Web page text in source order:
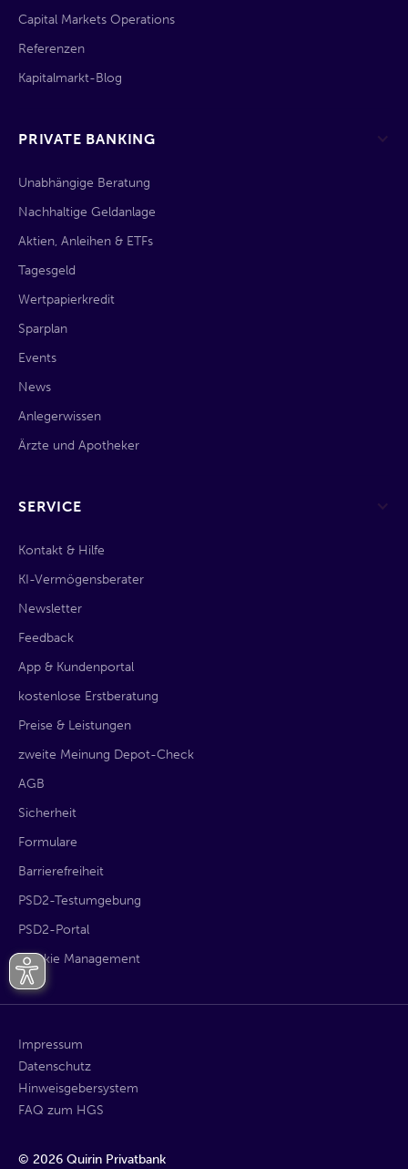
Capital Markets Operations
Referenzen
Kapitalmarkt-Blog
PRIVATE BANKING
Unabhängige Beratung
Nachhaltige Geldanlage
Aktien, Anleihen & ETFs
Tagesgeld
Wertpapierkredit
Sparplan
Events
News
Anlegerwissen
Ärzte und Apotheker
SERVICE
Kontakt & Hilfe
KI-Vermögensberater
Newsletter
Feedback
App & Kundenportal
kostenlose Erstberatung
Preise & Leistungen
zweite Meinung Depot-Check
AGB
Sicherheit
Formulare
Barrierefreiheit
PSD2-Testumgebung
PSD2-Portal
Cookie Management
© 2026 Quirin Privatbank
Impressum
Datenschutz
Hinweisgebersystem
FAQ zum HGS